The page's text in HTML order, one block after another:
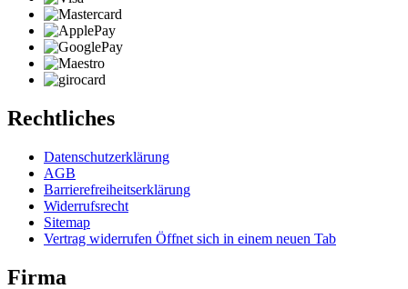
Rechtliches
Datenschutzerklärung
AGB
Barrierefreiheitserklärung
Widerrufsrecht
Sitemap
Vertrag widerrufen Öffnet sich in einem neuen Tab
Firma